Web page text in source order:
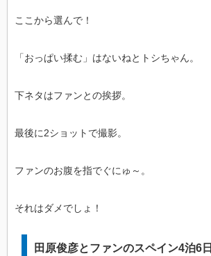
ここから選んで！
「おっぱい揉む」はないねとトシちゃん。
下ネタはファンとの挨拶。
最後に2ショットで撮影。
ファンのお腹を指でぐにゅ～。
それはダメでしょ！
田原俊彦とファンのスペイン4泊6日